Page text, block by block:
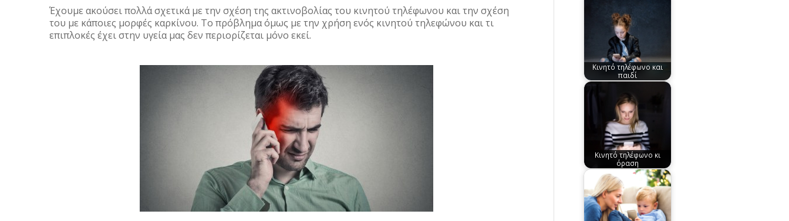
Έχουμε ακούσει πολλά σχετικά με την σχέση της ακτινοβολίας του κινητού τηλέφωνου και την σχέση
του με κάποιες μορφές καρκίνου. Το πρόβλημα όμως με την χρήση ενός κινητού τηλεφώνου και τι
επιπλοκές έχει στην υγεία μας δεν περιορίζεται μόνο εκεί.
Κινητό τηλέφωνο και
παιδί
Κινητό τηλέφωνο κι
όραση